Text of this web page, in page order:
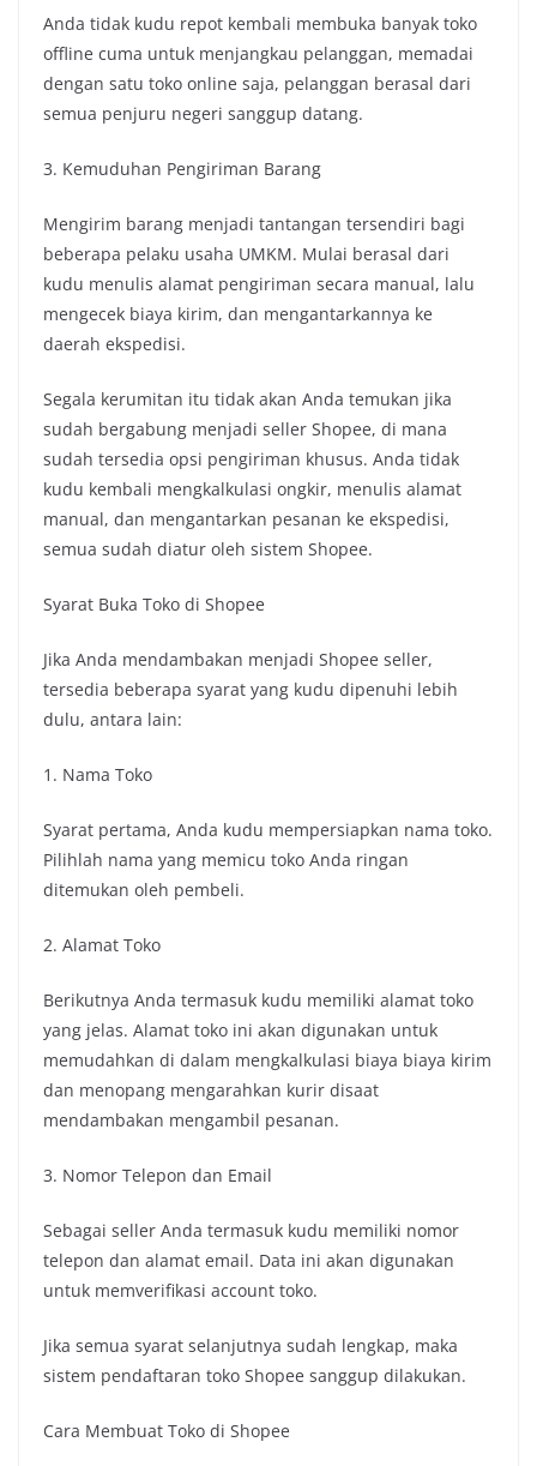
Anda tidak kudu repot kembali membuka banyak toko
offline cuma untuk menjangkau pelanggan, memadai
dengan satu toko online saja, pelanggan berasal dari
semua penjuru negeri sanggup datang.
3. Kemuduhan Pengiriman Barang
Mengirim barang menjadi tantangan tersendiri bagi
beberapa pelaku usaha UMKM. Mulai berasal dari
kudu menulis alamat pengiriman secara manual, lalu
mengecek biaya kirim, dan mengantarkannya ke
daerah ekspedisi.
Segala kerumitan itu tidak akan Anda temukan jika
sudah bergabung menjadi seller Shopee, di mana
sudah tersedia opsi pengiriman khusus. Anda tidak
kudu kembali mengkalkulasi ongkir, menulis alamat
manual, dan mengantarkan pesanan ke ekspedisi,
semua sudah diatur oleh sistem Shopee.
Syarat Buka Toko di Shopee
Jika Anda mendambakan menjadi Shopee seller,
tersedia beberapa syarat yang kudu dipenuhi lebih
dulu, antara lain:
1. Nama Toko
Syarat pertama, Anda kudu mempersiapkan nama toko.
Pilihlah nama yang memicu toko Anda ringan
ditemukan oleh pembeli.
2. Alamat Toko
Berikutnya Anda termasuk kudu memiliki alamat toko
yang jelas. Alamat toko ini akan digunakan untuk
memudahkan di dalam mengkalkulasi biaya biaya kirim
dan menopang mengarahkan kurir disaat
mendambakan mengambil pesanan.
3. Nomor Telepon dan Email
Sebagai seller Anda termasuk kudu memiliki nomor
telepon dan alamat email. Data ini akan digunakan
untuk memverifikasi account toko.
Jika semua syarat selanjutnya sudah lengkap, maka
sistem pendaftaran toko Shopee sanggup dilakukan.
Cara Membuat Toko di Shopee